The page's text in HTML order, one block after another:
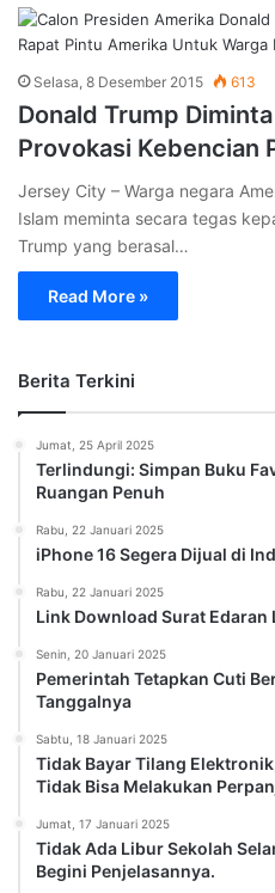
Selasa, 8 Desember 2015 613
Donald Trump
Provokasi Kebencian
Jersey City – Warga negara
Islam meminta secara tegas
Trump yang berasal…
Read More »
Berita Terkini
Jumat, 25 April 2025
Terlindungi: Simpan Buku
Ruangan Penuh
Rabu, 22 Januari 2025
iPhone 16 Segera Dijual di
Rabu, 22 Januari 2025
Link Download Surat Edaran
Senin, 20 Januari 2025
Pemerintah Tetapkan Cuti
Tanggalnya
Sabtu, 18 Januari 2025
Tidak Bayar Tilang
Tidak Bisa Melakukan
Jumat, 17 Januari 2025
Tidak Ada Libur Sekolah
Begini Penjelasannya.